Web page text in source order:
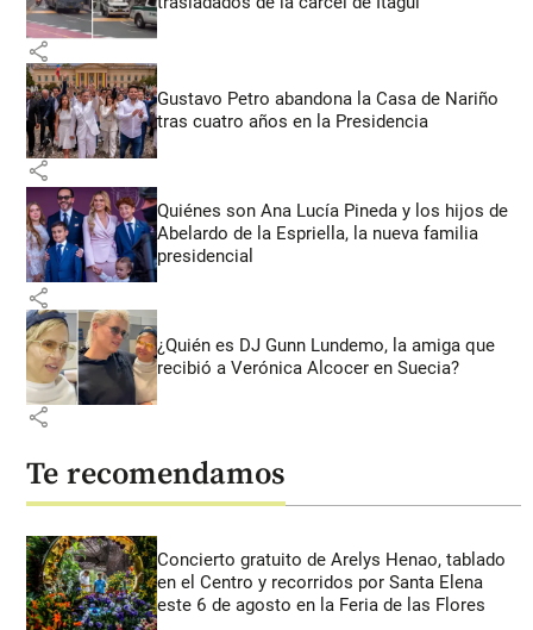
share
Gustavo Petro abandona la Casa de Nariño
tras cuatro años en la Presidencia
share
Quiénes son Ana Lucía Pineda y los hijos de
Abelardo de la Espriella, la nueva familia
presidencial
share
¿Quién es DJ Gunn Lundemo, la amiga que
recibió a Verónica Alcocer en Suecia?
share
Te recomendamos
Concierto gratuito de Arelys Henao, tablado
en el Centro y recorridos por Santa Elena
este 6 de agosto en la Feria de las Flores